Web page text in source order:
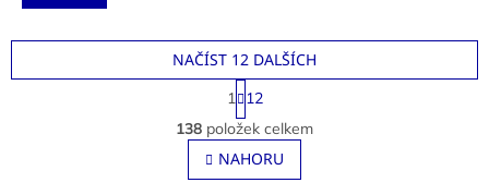
O
v
l
á
NAČÍST 12 DALŠÍCH
S
t
r
á
n
k
1 12
138 položek celkem
NAHORU